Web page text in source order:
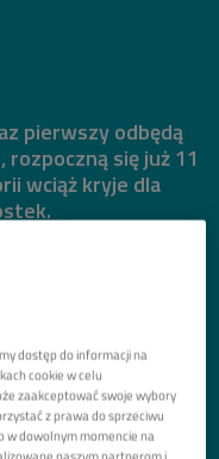
pierwszy odbędą
się już 11
wciąż kryje dla
dostęp do informacji na
cookie w celu
zaakceptować swoje wybory
z prawa do sprzeciwu
dowolnym momencie na
naszym partnerom i